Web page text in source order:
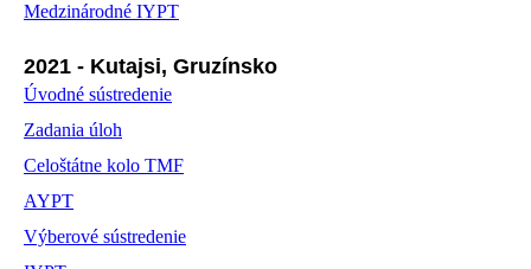
Medzinárodné IYPT
2021 - Kutajsi, Gruzínsko
Úvodné sústredenie
Zadania úloh
Celoštátne kolo TMF
AYPT
Výberové sústredenie